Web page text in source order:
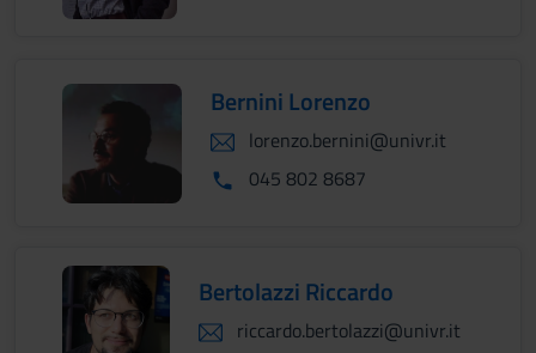
Bernini Lorenzo
lorenzo.bernini@univr.it
045 802 8687
Bertolazzi Riccardo
riccardo.bertolazzi@univr.it